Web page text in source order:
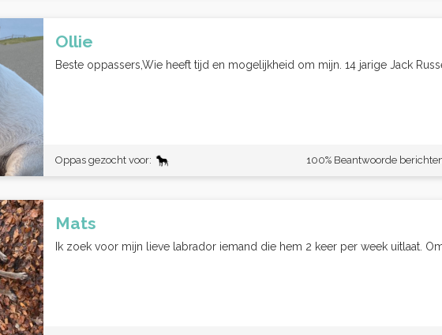
Ollie
Beste oppassers,Wie heeft tijd en mogelijkheid om mijn. 14 jarige Jack
Oppas gezocht voor: 100% Beantwoorde
Mats
Ik zoek voor mijn lieve labrador iemand die hem 2 keer per week uitlaat.